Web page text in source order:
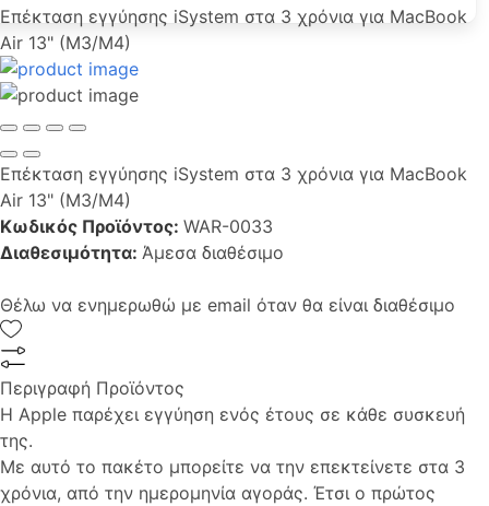
Επέκταση εγγύησης iSystem στα 3 χρόνια για MacBook
Air 13" (M3/M4)
Επέκταση εγγύησης iSystem στα 3 χρόνια για MacBook
Air 13" (M3/M4)
Κωδικός Προϊόντος: WAR-0033
Διαθεσιμότητα: Άμεσα διαθέσιμο
Θέλω να ενημερωθώ με email όταν θα είναι διαθέσιμο
Περιγραφή Προϊόντος
Η Apple παρέχει εγγύηση ενός έτους σε κάθε συσκευή
της.
Με αυτό το πακέτο μπορείτε να την επεκτείνετε στα 3
χρόνια, από την ημερομηνία αγοράς. Έτσι ο πρώτος